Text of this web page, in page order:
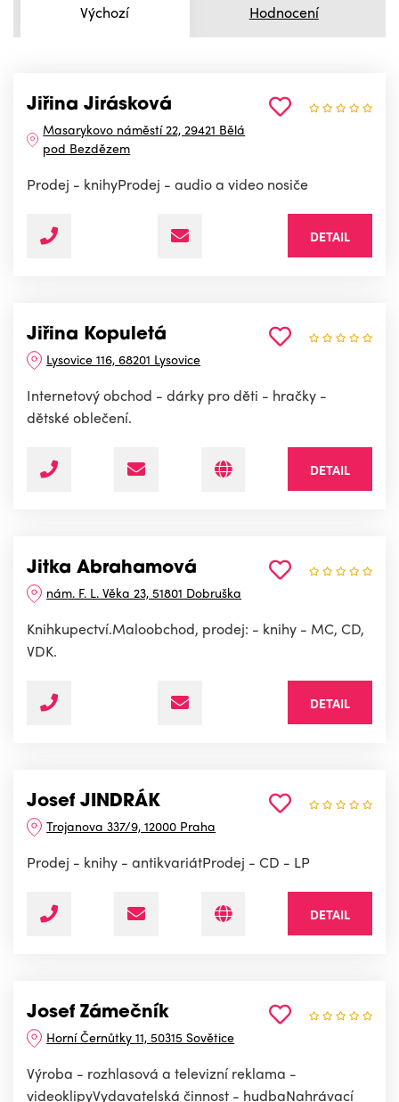
Výchozí Hodnocení
Jiřina Jirásková
Masarykovo náměstí 22, 29421 Bělá
pod Bezdězem
Prodej - knihyProdej - audio a video nosiče
DETAIL
Jiřina Kopuletá
Lysovice 116, 68201 Lysovice
Internetový obchod - dárky pro děti - hračky -
dětské oblečení.
DETAIL
Jitka Abrahamová
nám. F. L. Věka 23, 51801 Dobruška
Knihkupectví.Maloobchod, prodej: - knihy - MC, CD,
VDK.
DETAIL
Josef JINDRÁK
Trojanova 337/9, 12000 Praha
Prodej - knihy - antikvariátProdej - CD - LP
DETAIL
Josef Zámečník
Horní Černůtky 11, 50315 Sovětice
Výroba - rozhlasová a televizní reklama -
videoklipyVydavatelská činnost - hudbaNahrávací